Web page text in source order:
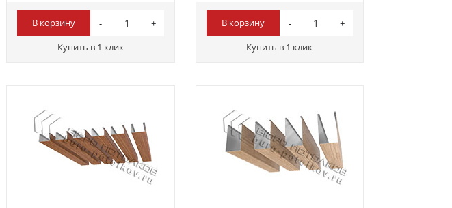
В корзину
Купить в 1 клик
В корзину
Купить в 1 клик